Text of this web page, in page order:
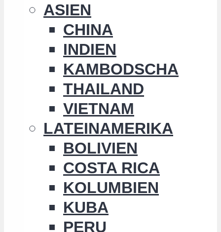
ASIEN
CHINA
INDIEN
KAMBODSCHA
THAILAND
VIETNAM
LATEINAMERIKA
BOLIVIEN
COSTA RICA
KOLUMBIEN
KUBA
PERU